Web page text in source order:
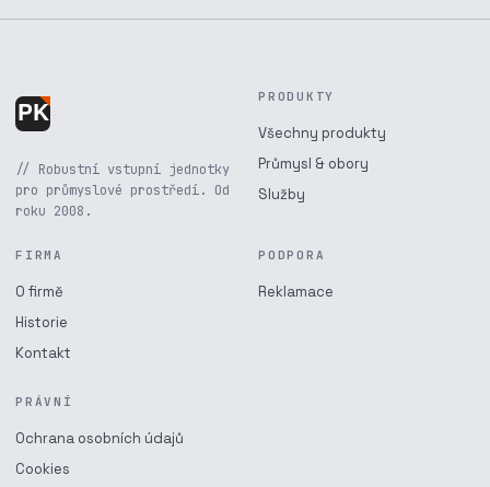
// Robustní vstupní jednotky
pro průmyslové prostředí. Od
roku 2008.
PRODUKTY
Všechny produkty
Průmysl & obory
Služby
FIRMA
O firmě
Historie
Kontakt
PODPORA
Reklamace
PRÁVNÍ
Ochrana osobních údajů
Cookies